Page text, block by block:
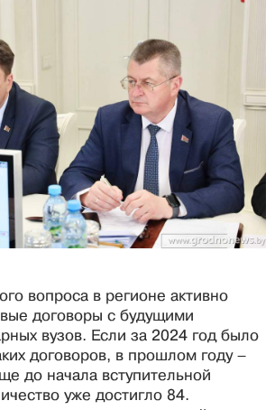
вопроса в регионе активно
договоры с будущими
вузов. Если за 2024 год было
договоров, в прошлом году –
до начала вступительной
уже достигло 84.